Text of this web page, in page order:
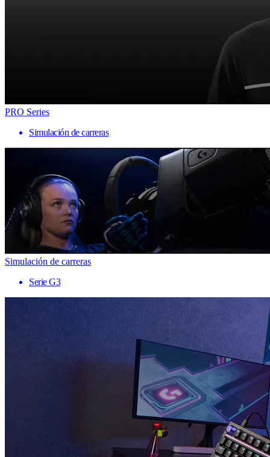
PRO Series
Simulación de carreras
Simulación de carreras
Serie G3